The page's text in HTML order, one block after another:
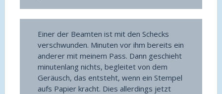
Einer der Beamten ist mit den Schecks
verschwunden. Minuten vor ihm bereits ein
anderer mit meinem Pass. Dann geschieht
minutenlang nichts, begleitet von dem
Geräusch, das entsteht, wenn ein Stempel
aufs Papier kracht. Dies allerdings jetzt